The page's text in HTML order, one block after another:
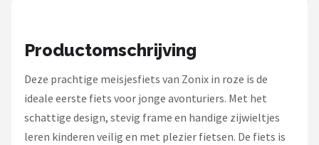
Alle merken →
Productomschrijving
Deze prachtige meisjesfiets van Zonix in roze is de
ideale eerste fiets voor jonge avonturiers. Met het
schattige design, stevig frame en handige zijwieltjes
leren kinderen veilig en met plezier fietsen. De fiets is